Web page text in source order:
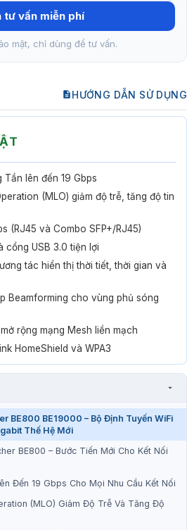
tư vấn miễn phí
mật, chỉ dùng để tư vấn.
HƯỚNG DẪN SỬ DỤNG
lên đến 19 Gbps
(MLO) giảm độ trễ, tăng độ tin
(RJ45 và Combo SFP+/RJ45)
cổng USB 3.0 tiện lợi
tác hiển thị thời tiết, thời gian và
Beamforming cho vùng phủ sóng
rộng mạng Mesh liền mạch
HomeShield và WPA3
BE800 BE19000 – Bộ Định Tuyến WiFi
Thế Hệ Mới
BE800 – Bước Tiến Mới Cho Kết Nối
Đến 19 Gbps Cho Mọi Nhu Cầu Kết Nối
(MLO) Giảm Độ Trễ Và Tăng Độ